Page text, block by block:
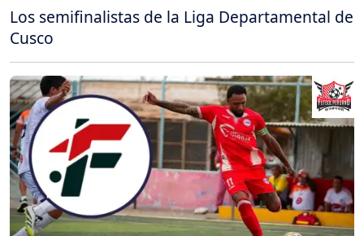
Los semifinalistas de la Liga Departamental de
Cusco